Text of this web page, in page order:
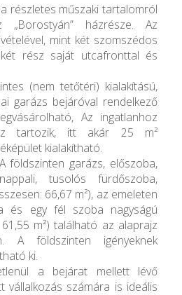
részletes műszaki tartalomról
„Borostyán” házrésze. Az
mint két szomszédos
rész saját utcafronttal és
(nem tetőtéri) kialakítású,
garázs bejáróval rendelkező
Az ingatlanhoz
tartozik, itt akár 25 m²
kialakítható.
földszinten garázs, előszoba,
tusolós fürdőszoba,
66,67 m²), az emeleten
és egy fél szoba nagyságú
m²) található az alaprajz
A földszinten igényeknek
ki.
a bejárat mellett lévő
vállalkozás számára is ideális